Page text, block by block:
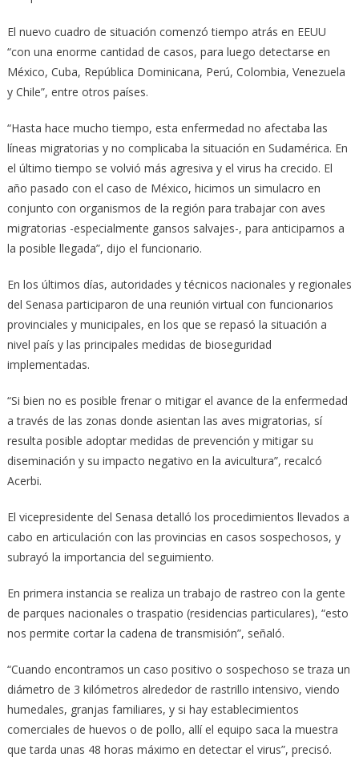
El nuevo cuadro de situación comenzó tiempo atrás en EEUU
“con una enorme cantidad de casos, para luego detectarse en
México, Cuba, República Dominicana, Perú, Colombia, Venezuela
y Chile”, entre otros países.
“Hasta hace mucho tiempo, esta enfermedad no afectaba las
líneas migratorias y no complicaba la situación en Sudamérica. En
el último tiempo se volvió más agresiva y el virus ha crecido. El
año pasado con el caso de México, hicimos un simulacro en
conjunto con organismos de la región para trabajar con aves
migratorias -especialmente gansos salvajes-, para anticiparnos a
la posible llegada”, dijo el funcionario.
En los últimos días, autoridades y técnicos nacionales y regionales
del Senasa participaron de una reunión virtual con funcionarios
provinciales y municipales, en los que se repasó la situación a
nivel país y las principales medidas de bioseguridad
implementadas.
“Si bien no es posible frenar o mitigar el avance de la enfermedad
a través de las zonas donde asientan las aves migratorias, sí
resulta posible adoptar medidas de prevención y mitigar su
diseminación y su impacto negativo en la avicultura”, recalcó
Acerbi.
El vicepresidente del Senasa detalló los procedimientos llevados a
cabo en articulación con las provincias en casos sospechosos, y
subrayó la importancia del seguimiento.
En primera instancia se realiza un trabajo de rastreo con la gente
de parques nacionales o traspatio (residencias particulares), “esto
nos permite cortar la cadena de transmisión”, señaló.
“Cuando encontramos un caso positivo o sospechoso se traza un
diámetro de 3 kilómetros alrededor de rastrillo intensivo, viendo
humedales, granjas familiares, y si hay establecimientos
comerciales de huevos o de pollo, allí el equipo saca la muestra
que tarda unas 48 horas máximo en detectar el virus”, precisó.